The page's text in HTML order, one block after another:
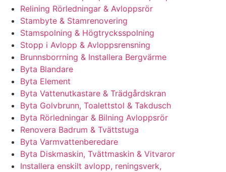
Relining Rörledningar & Avloppsrör
Stambyte & Stamrenovering
Stamspolning & Högtrycksspolning
Stopp i Avlopp & Avloppsrensning
Brunnsborrning & Installera Bergvärme
Byta Blandare
Byta Element
Byta Vattenutkastare & Trädgårdskran
Byta Golvbrunn, Toalettstol & Takdusch
Byta Rörledningar & Bilning Avloppsrör
Renovera Badrum & Tvättstuga
Byta Varmvattenberedare
Byta Diskmaskin, Tvättmaskin & Vitvaror
Installera enskilt avlopp, reningsverk,